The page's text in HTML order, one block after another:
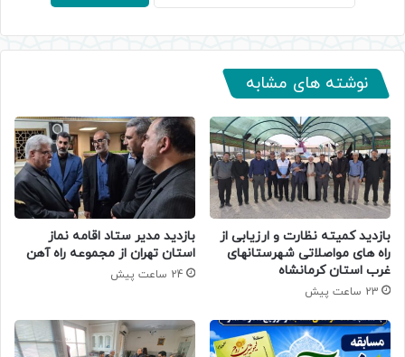
نوشته های مشابه
بازدید کمیته نظارت و ارزیابی از
راه های مواصلاتی شهرستانهای
غرب استان کرمانشاه
23 ساعت پیش
بازدید مدیر ستاد اقامه نماز
استان تهران از مجموعه راه آهن
24 ساعت پیش